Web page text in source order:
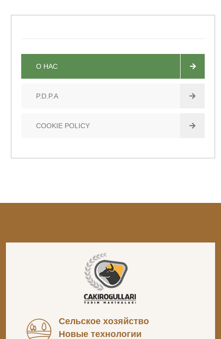
О НАС
P.D.P.A
COOKIE POLICY
Сельское хозяйство
Новые технологии